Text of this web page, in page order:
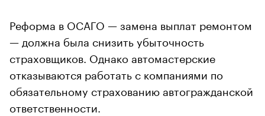
Реформа в ОСАГО — замена выплат ремонтом
— должна была снизить убыточность
страховщиков. Однако автомастерские
отказываются работать с компаниями по
обязательному страхованию автогражданской
ответственности.